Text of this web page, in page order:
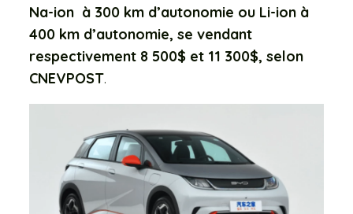
Na-ion à 300 km d’autonomie ou Li-ion à
400 km d’autonomie, se vendant
respectivement 8 500$ et 11 300$, selon
CNEVPOST.